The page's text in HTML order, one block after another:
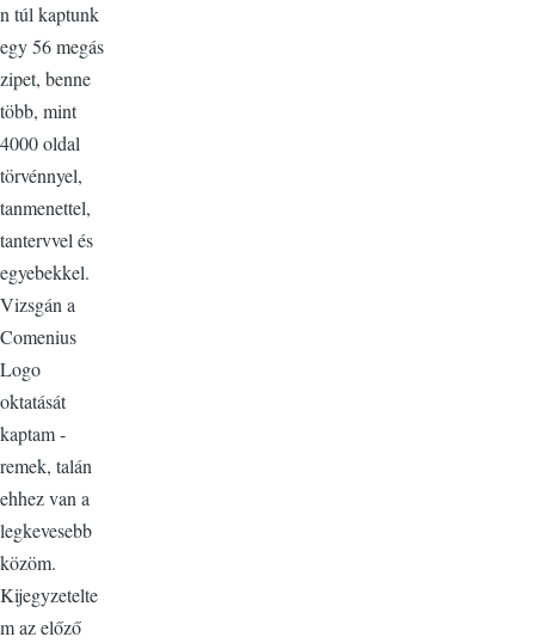
n túl kaptunk
egy 56 megás
zipet, benne
több, mint
4000 oldal
törvénnyel,
tanmenettel,
tantervvel és
egyebekkel.
Vizsgán a
Comenius
Logo
oktatását
kaptam -
remek, talán
ehhez van a
legkevesebb
közöm.
Kijegyzetelte
m az előző